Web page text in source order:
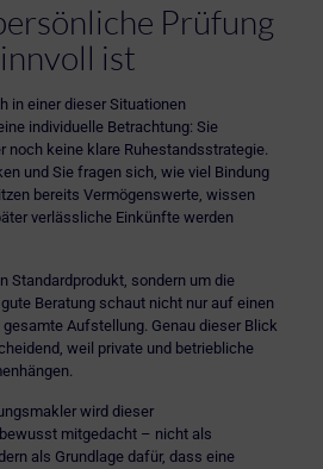
Prüfung
ist
in einer dieser Situationen
individuelle Betrachtung: Sie
noch keine klare Ruhestandsstrategie.
und Sie fragen sich, wie viel Bindung
bereits Vermögenswerte, wissen
verlässliche Einkünfte werden
Standardprodukt, sondern um die
gute Beratungschaut nicht nur auf einen
Aufstellung. Genau dieser Blick
weil private und betriebliche
wird dieser
mitgedacht – nicht als
als Grundlage dafür, dass eine